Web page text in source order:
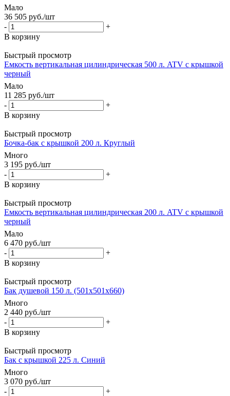
Мало
36 505 руб./шт
-
+
В корзину
Быстрый просмотр
Емкость вертикальная цилиндрическая 500 л. ATV с крышкой
черный
Мало
11 285 руб./шт
-
+
В корзину
Быстрый просмотр
Бочка-бак с крышкой 200 л. Круглый
Много
3 195 руб./шт
-
+
В корзину
Быстрый просмотр
Емкость вертикальная цилиндрическая 200 л. ATV с крышкой
черный
Мало
6 470 руб./шт
-
+
В корзину
Быстрый просмотр
Бак душевой 150 л. (501х501х660)
Много
2 440 руб./шт
-
+
В корзину
Быстрый просмотр
Бак с крышкой 225 л. Синий
Много
3 070 руб./шт
-
+